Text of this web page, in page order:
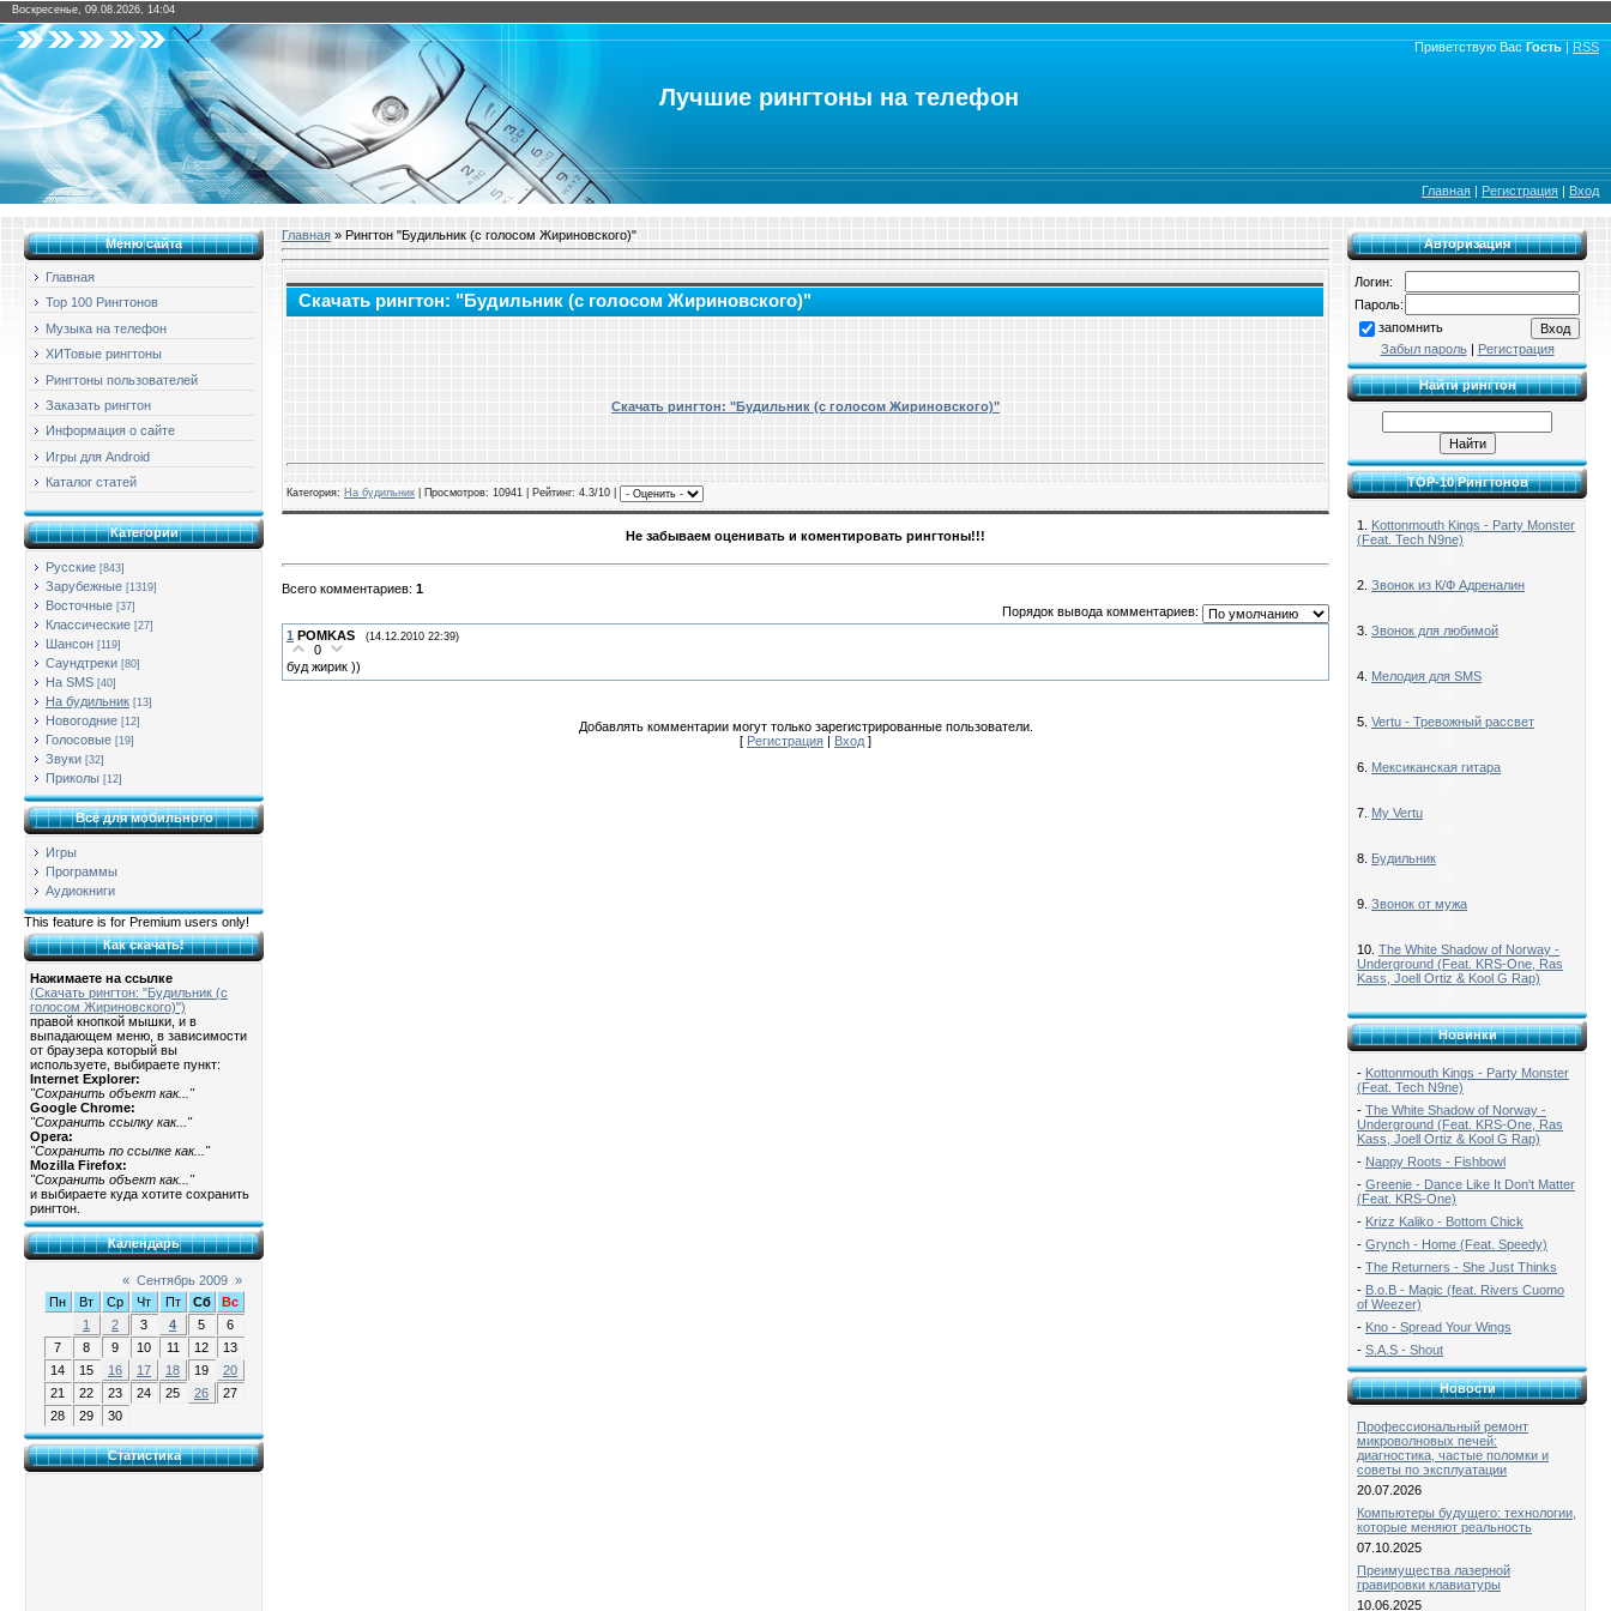
Воскресенье, 09.08.2026, 14:04
Приветствую Вас Гость | RSS
Лучшие рингтоны на телефон
Главная | Регистрация | Вход
Меню сайта
Главная
Top 100 Рингтонов
Музыка на телефон
ХИТовые рингтоны
Рингтоны пользователей
Заказать рингтон
Информация о сайте
Игры для Android
Каталог статей
Категории
Русские [843]
Зарубежные [1319]
Восточные [37]
Классические [27]
Шансон [119]
Саундтреки [80]
На SMS [40]
На будильник [13]
Новогодние [12]
Голосовые [19]
Звуки [32]
Приколы [12]
Всё для мобильного
Игры
Программы
Аудиокниги
This feature is for Premium users only!
Как скачать!
Нажимаете на ссылке
(Скачать рингтон: "Будильник (с
голосом Жириновского)")
правой кнопкой мышки, и в
выпадающем меню, в зависимости
от браузера который вы
используете, выбираете пункт:
Internet Explorer:
"Сохранить объект как..."
Google Chrome:
"Сохранить ссылку как..."
Opera:
"Сохранить по ссылке как..."
Mozilla Firefox:
"Сохранить объект как..."
и выбираете куда хотите сохранить
рингтон.
Календарь
« Сентябрь 2009 »
Пн
Вт Ср Чт Пт Сб
Вс
1
2 3 4 5
6
7
8 9 10 11 12
13
14
15 16 17 18 19
20
21
22 23 24 25 26
27
28
29 30
Статистика
Главная » Рингтон "Будильник (с голосом Жириновского)"
Скачать рингтон: "Будильник (с голосом Жириновского)"
Скачать рингтон: "Будильник (с голосом Жириновского)"
Категория: На будильник Просмотров: 10941 | Рейтинг: 4.3/10 |
Не забываем оценивать и коментировать рингтоны!!!
Всего комментариев: 1
Порядок вывода комментариев:
1 POMKAS (14.12.2010 22:39)
0
буд жирик ))
Добавлять комментарии могут только зарегистрированные пользователи.
[ Регистрация | Вход ]
Авторизация
Логин:
Пароль:
запомнить
Забыл пароль| Регистрация
Найти рингтон
TOP-10 Рингтонов
1. Kottonmouth Kings - Party Monster
(Feat. Tech N9ne)
2. Звонок из К/Ф Адреналин
3. Звонок для любимой
4. Мелодия для SMS
5. Vertu - Тревожный рассвет
6. Мексиканская гитара
7. My Vertu
8. Будильник
9. Звонок от мужа
10. The White Shadow of Norway -
Underground (Feat. KRS-One, Ras
Kass, Joell Ortiz & Kool G Rap)
Новинки
- Kottonmouth Kings - Party Monster
(Feat. Tech N9ne)
- The White Shadow of Norway -
Underground (Feat. KRS-One, Ras
Kass, Joell Ortiz & Kool G Rap)
- Nappy Roots - Fishbowl
- Greenie - Dance Like It Don't Matter
(Feat. KRS-One)
- Krizz Kaliko - Bottom Chick
- Grynch - Home (Feat. Speedy)
- The Returners - She Just Thinks
- B.o.B - Magic (feat. Rivers Cuomo
of Weezer)
- Kno - Spread Your Wings
- S.A.S - Shout
Новости
Профессиональный ремонт
микроволновых печей:
диагностика, частые поломки и
советы по эксплуатации
20.07.2026
Компьютеры будущего: технологии,
которые меняют реальность
07.10.2025
Преимущества лазерной
гравировки клавиатуры
10.06.2025